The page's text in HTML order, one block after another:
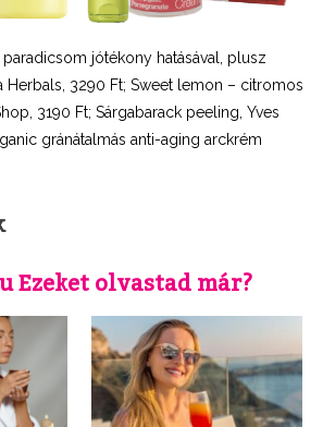
jótékony hatásával, plusz
Herbals, 3290 Ft; Sweet lemon – citromos
3190 Ft; Sárgabarack peeling, Yves
gránátalmás anti-aging arckrém
Ezeket olvastad már?